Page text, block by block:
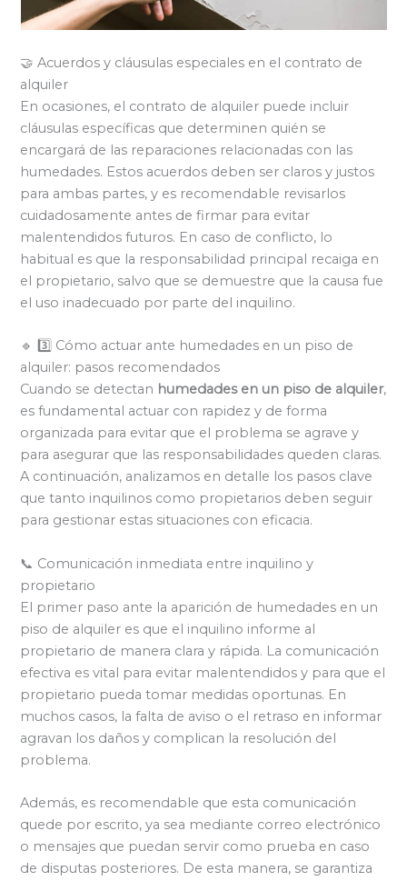
🤝 Acuerdos y cláusulas especiales en el contrato de
alquiler
En ocasiones, el contrato de alquiler puede incluir
cláusulas específicas que determinen quién se
encargará de las reparaciones relacionadas con las
humedades. Estos acuerdos deben ser claros y justos
para ambas partes, y es recomendable revisarlos
cuidadosamente antes de firmar para evitar
malentendidos futuros. En caso de conflicto, lo
habitual es que la responsabilidad principal recaiga en
el propietario, salvo que se demuestre que la causa fue
el uso inadecuado por parte del inquilino.
🔹 3️⃣ Cómo actuar ante humedades en un piso de
alquiler: pasos recomendados
Cuando se detectan humedades en un piso de alquiler,
es fundamental actuar con rapidez y de forma
organizada para evitar que el problema se agrave y
para asegurar que las responsabilidades queden claras.
A continuación, analizamos en detalle los pasos clave
que tanto inquilinos como propietarios deben seguir
para gestionar estas situaciones con eficacia.
📞 Comunicación inmediata entre inquilino y
propietario
El primer paso ante la aparición de humedades en un
piso de alquiler es que el inquilino informe al
propietario de manera clara y rápida. La comunicación
efectiva es vital para evitar malentendidos y para que el
propietario pueda tomar medidas oportunas. En
muchos casos, la falta de aviso o el retraso en informar
agravan los daños y complican la resolución del
problema.
Además, es recomendable que esta comunicación
quede por escrito, ya sea mediante correo electrónico
o mensajes que puedan servir como prueba en caso
de disputas posteriores. De esta manera, se garantiza